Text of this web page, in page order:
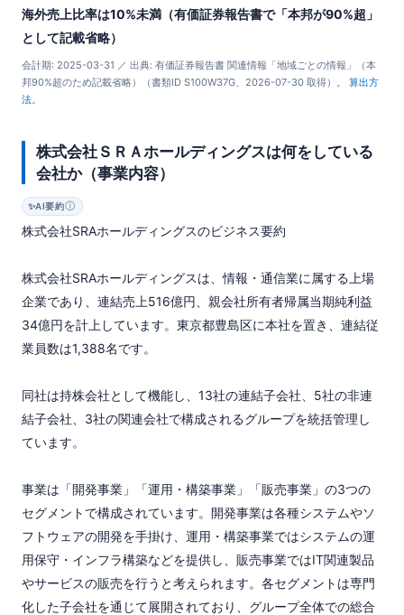
海外売上比率は10%未満（有価証券報告書で「本邦が90%超」
として記載省略）
会計期: 2025-03-31 ／ 出典: 有価証券報告書 関連情報「地域ごとの情報」（本
邦90%超のため記載省略）（書類ID S100W37G、2026-07-30 取得）。 算出方
法
株式会社ＳＲＡホールディングスは何をしている
会社か（事業内容）
✨AI要約ⓘ
株式会社SRAホールディングスのビジネス要約
株式会社SRAホールディングスは、情報・通信業に属する上場
企業であり、連結売上516億円、親会社所有者帰属当期純利益
34億円を計上しています。東京都豊島区に本社を置き、連結従
業員数は1,388名です。
同社は持株会社として機能し、13社の連結子会社、5社の非連
結子会社、3社の関連会社で構成されるグループを統括管理し
ています。
事業は「開発事業」「運用・構築事業」「販売事業」の3つの
セグメントで構成されています。開発事業は各種システムやソ
フトウェアの開発を手掛け、運用・構築事業ではシステムの運
用保守・インフラ構築などを提供し、販売事業ではIT関連製品
やサービスの販売を行うと考えられます。各セグメントは専門
化した子会社を通じて展開されており、グループ全体での総合